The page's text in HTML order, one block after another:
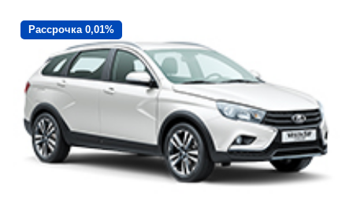
Рассрочка 0,01%